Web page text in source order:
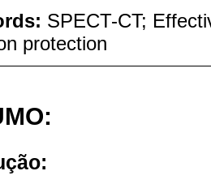
SPECT-CT;
protection